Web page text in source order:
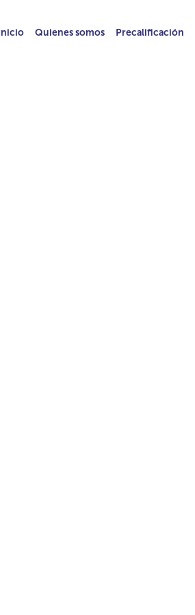
Quienes somos Precalificación